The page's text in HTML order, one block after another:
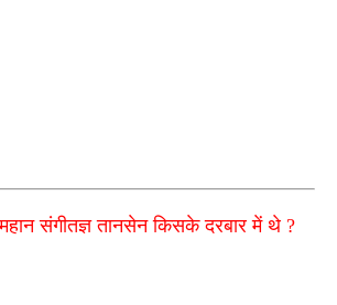
संगीतज्ञ तानसेन किसके दरबार में थे ?